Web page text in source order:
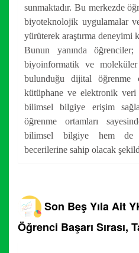
sunmaktadır. Bu merkezde
biyoteknolojik uygulamalar
yürüterek araştırma deneyimi
Bunun yanında öğrenciler;
biyoinformatik ve moleküler
bulunduğu dijital öğrenme
kütüphane ve elektronik veri
bilimsel bilgiye erişim
öğrenme ortamları
bilimsel bilgiye hem de
becerilerine sahip olacak
Son Beş Yıla Ait
Öğrenci Başarı Sırası,